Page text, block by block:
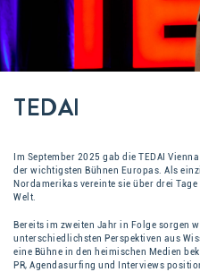
TEDAI
Im September 2025 gab die TEDAI
der wichtigsten Bühnen Europas. Als
Nordamerikas vereinte sie über drei
Welt.
Bereits im zweiten Jahr in Folge sorgen
unterschiedlichsten Perspektiven aus
eine Bühne in den heimischen Medien
PR, Agendasurfing und Interviews